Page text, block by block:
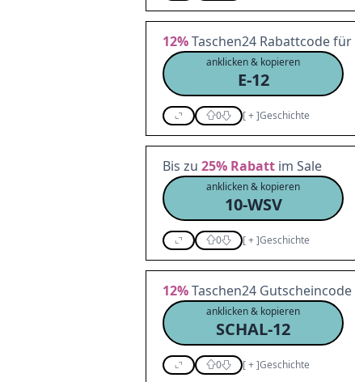
12%Taschen24 Rabattcode
anklicken & kopieren
E-12
0 [+]Geschichte
Bis zu 25% Rabatt im Sale
anklicken & kopieren
10-WSV
0 [+]Geschichte
12%Taschen24
anklicken & kopieren
SCHAL-12
0 [+]Geschichte